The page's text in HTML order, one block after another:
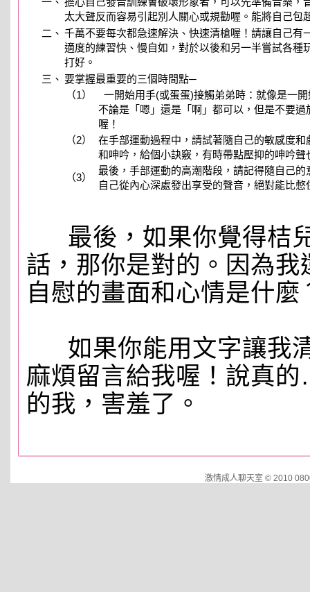
太大聲反而容易引起別人關心或規勸喔。能將自己包
二、 千萬不要每次都急速解決、快速清槍喔！請讓自己有
適度的練習快、慢自如，對於以後和另一半嘗試各種
打好。
三、 要掌握最重要的三個時間點─
（1）
一開始用手(或蛋蛋)接觸弟弟時：就像是一
不論是「嗯」還是「啊」都可以，但是不要
喔！
（2）
在手部運動過程中，請試著隨自己的敏感度
和呻吟，給個小訣竅，有時帶點壓抑的呻吟
（3）
最後，手部運動的高潮階段，請記得隨自己
自己從內心深處發出享受的聲音，絕對能比憋
最後，如果你覺得桔
話，那你是對的。因為
自慰的畫面和心情是什麼
如果你能用文字讓我
麻煩留言給我喔！說真
的我，害羞了。
激情成人聊天室 © 2010